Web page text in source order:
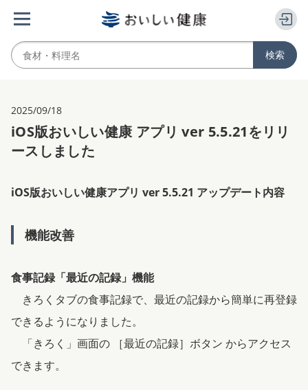
2025/09/18
iOS版おいしい健康 アプリ ver 5.5.21をリリ
ースしました
iOS版おいしい健康アプリ ver 5.5.21 アップデート内容
機能改善
食事記録「最近の記録」機能
きろくタブの食事記録で、最近の記録から簡単に再登録
できるようになりました。
「きろく」画面の ［最近の記録］ボタン からアクセス
できます。